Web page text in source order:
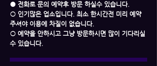
● 전화로 문의 예약후 방문 하실수 있습니다.
○ 인기많은 업소입니다. 최소 한시간전 미리 예약
주셔야 이용에 차질이 없습니다.
○ 예약을 안하시고 그냥 방문하시면 많이 기다리실
수 있습니다.